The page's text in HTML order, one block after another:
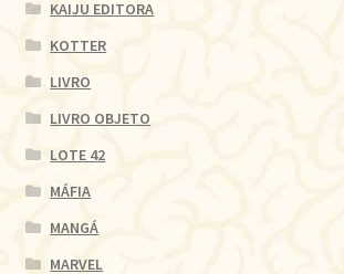
KAIJU EDITORA
KOTTER
LIVRO
LIVRO OBJETO
LOTE 42
MÁFIA
MANGÁ
MARVEL